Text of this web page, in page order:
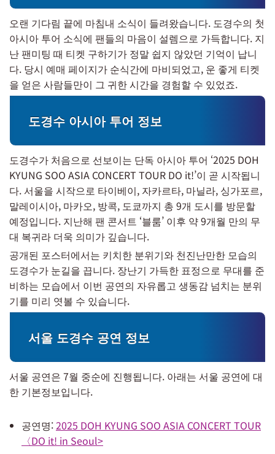
오랜 기다림 끝에 마침내 소식이 들려왔습니다. 도경수의 첫
아시아 투어 소식에 팬들의 마음이 설렘으로 가득합니다. 지
난 팬미팅 때 티켓 구하기가 정말 쉽지 않았던 기억이 납니
다. 당시 예매 페이지가 순식간에 마비되었고, 운 좋게 티켓
을 얻은 사람들만이 그 귀한 시간을 경험할 수 있었죠.
도경수 아시아 투어 정보
도경수가 처음으로 선보이는 단독 아시아 투어 ‘2025 DOH
KYUNG SOO ASIA CONCERT TOUR DO it!’이 곧 시작됩니
다. 서울을 시작으로 타이베이, 자카르타, 마닐라, 싱가포르,
말레이시아, 마카오, 방콕, 도쿄까지 총 9개 도시를 방문할
예정입니다. 지난해 팬 콘서트 ‘블룸’ 이후 약 9개월 만의 무
대 복귀라 더욱 의미가 깊습니다.
공개된 포스터에서는 키치한 분위기와 천진난만한 모습의
도경수가 눈길을 끕니다. 장난기 가득한 표정으로 무대를 준
비하는 모습에서 이번 공연의 자유롭고 생동감 넘치는 분위
기를 미리 엿볼 수 있습니다.
서울 도경수 공연 정보
서울 공연은 7월 중순에 진행됩니다. 아래는 서울 공연에 대
한 기본정보입니다.
공연명:2025 DOH KYUNG SOO ASIA CONCERT TOUR
〈DO it! in Seoul>